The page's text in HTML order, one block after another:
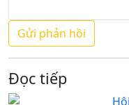
Đọc tiếp